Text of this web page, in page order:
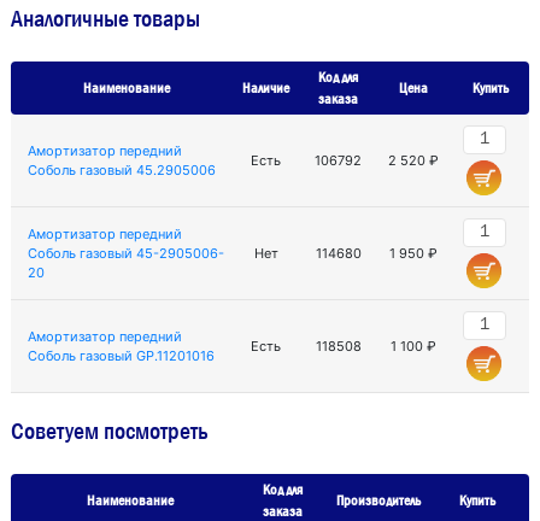
Аналогичные товары
Наименование Наличие
Код для
заказа
Цена Купить
Амортизатор передний
Соболь газовый 45.2905006
Есть 106792 2 520 ₽
Амортизатор передний
Соболь газовый 45-2905006-
20
Нет 114680 1 950 ₽
Амортизатор передний
Соболь газовый GP.11201016
Есть 118508 1 100 ₽
Советуем посмотреть
Наименование
Код для
заказа
Производитель Купить